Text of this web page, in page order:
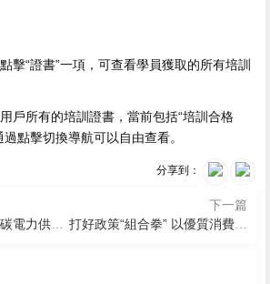
擊“證書”一項，可查看學員獲取的所有培訓
戶所有的培訓證書，當前包括“培訓合格
過點擊切換導航可以自由查看。
分享到：
下一篇
素，不
半日猛